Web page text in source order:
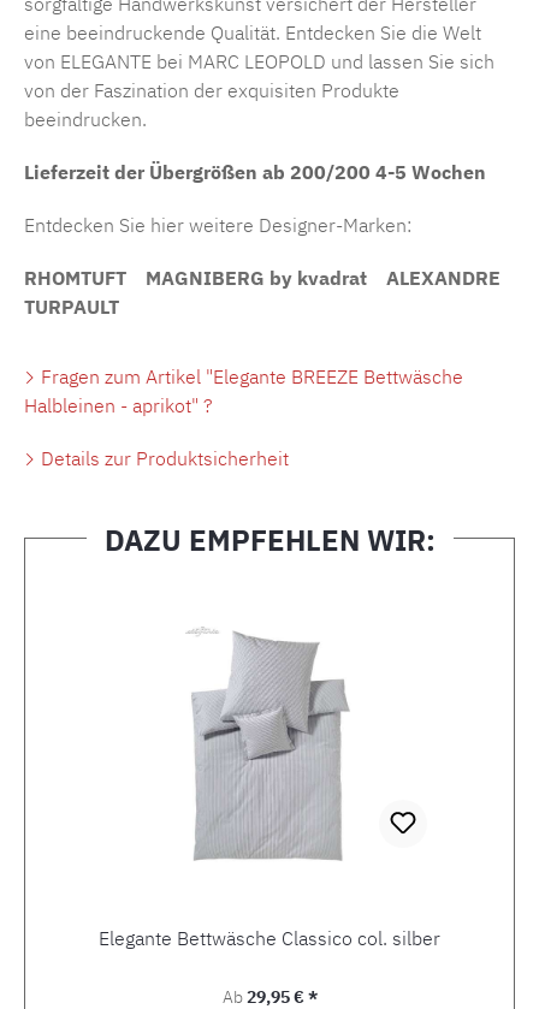
eine beeindruckende Qualität. Entdecken Sie die Welt
von ELEGANTE bei MARC LEOPOLD und lassen Sie sich
von der Faszination der exquisiten Produkte
beeindrucken.
Lieferzeit der Übergrößen ab 200/200 4-5 Wochen
Entdecken Sie hier weitere Designer-Marken:
RHOMTUFT MAGNIBERG by kvadrat
ALEXANDRE
TURPAULT
Fragen zum Artikel "Elegante BREEZE Bettwäsche
Halbleinen - aprikot" ?
Details zur Produktsicherheit
DAZU EMPFEHLEN WIR:
Elegante Bettwäsche Classico col. silber
Regulärer Preis:
Ab29,95 € *